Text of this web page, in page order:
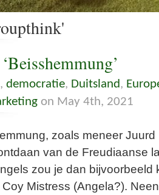
, democratie, Duitsland,
on May 4th, 2021
zoals meneer
van de Freudiaanse
zou je dan bijvoorbeeld
Mistress (Angela?).